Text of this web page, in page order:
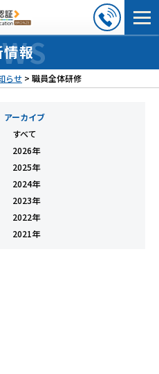
情報
らせ > 職員全体研修
アーカイブ
すべて
2026年
2025年
2024年
2023年
2022年
2021年